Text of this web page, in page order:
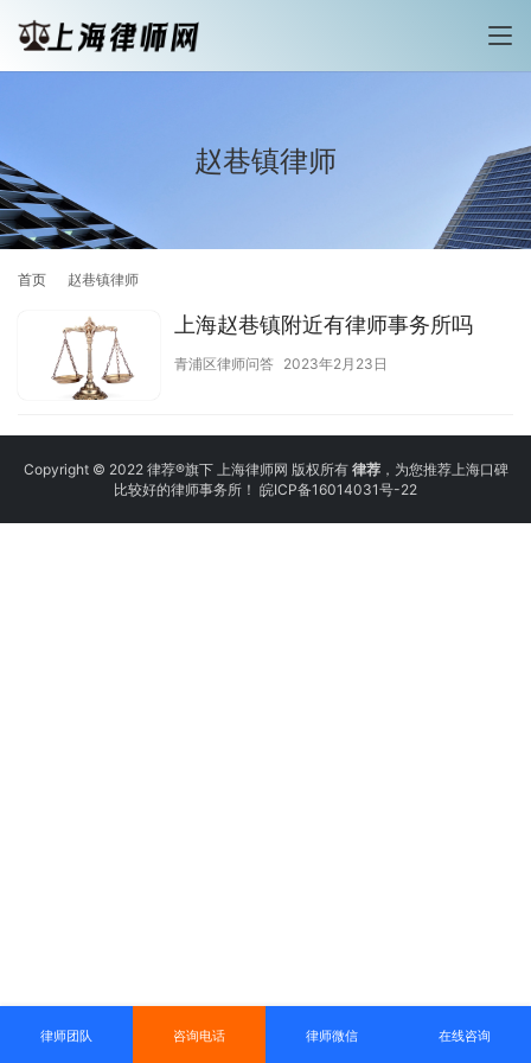
赵巷镇律师
首页 赵巷镇律师
上海赵巷镇附近有律师事务所吗
青浦区律师问答 2023年2月23日
Copyright © 2022 律荐®旗下 上海律师网 版权所有 律荐，为您推荐上海口碑
比较好的律师事务所！ 皖ICP备16014031号-22
律师团队 咨询电话 律师微信 在线咨询